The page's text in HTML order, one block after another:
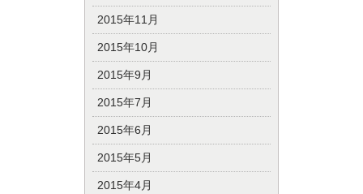
2015年11月
2015年10月
2015年9月
2015年7月
2015年6月
2015年5月
2015年4月